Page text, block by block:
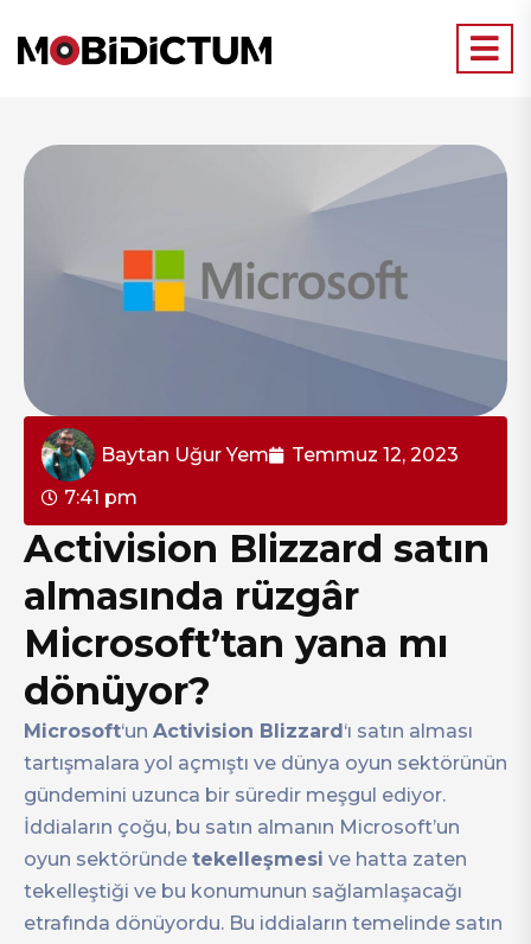
Baytan Uğur Yem
Temmuz 12, 2023
7:41 pm
Activision Blizzard satın
almasında rüzgâr
Microsoft’tan yana mı
dönüyor?
Microsoft‘un Activision Blizzard ‘ı satın alması
tartışmalara yol açmıştı ve dünya oyun sektörünün
gündemini uzunca bir süredir meşgul ediyor.
İddiaların çoğu, bu satın almanın Microsoft’un
oyun sektöründe tekelleşmesi ve hatta zaten
tekelleştiği ve bu konumunun sağlamlaşacağı
etrafında dönüyordu. Bu iddiaların temelinde satın